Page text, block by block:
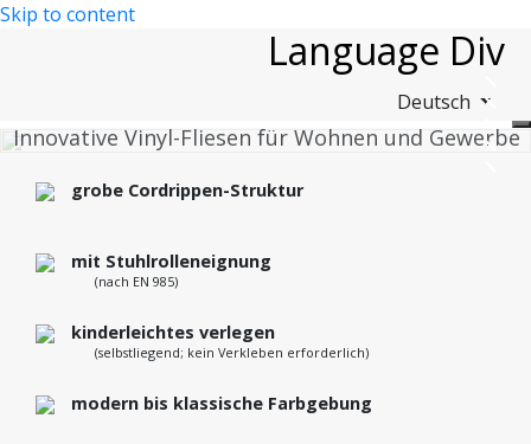
Skip to content
Language Div
Deutsch
Innovative Vinyl-Fliesen für Wohnen und Gewerbe
Designgrobe Cordrippen-Struktur
mit Stuhlrolleneignung
(nach EN 985)
kinderleichtes verlegen
(selbstliegend; kein Verkleben erforderlich)
modern bis klassische Farbgebung